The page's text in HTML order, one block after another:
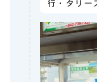
行・タリー